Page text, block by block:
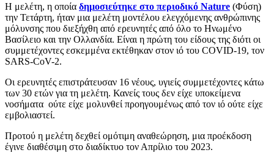
Η μελέτη, η οποία δημοσιεύτηκε στο περιοδικό Nature (Φύση)
την Τετάρτη, ήταν μια μελέτη μοντέλου ελεγχόμενης ανθρώπινης
μόλυνσης που διεξήχθη από ερευνητές από όλο το Ηνωμένο
Βασίλειο και την Ολλανδία. Είναι η πρώτη του είδους της διότι οι
συμμετέχοντες εσκεμμένα εκτέθηκαν στον ιό του COVID-19, τον
SARS-CoV-2.
Οι ερευνητές επιστράτευσαν 16 νέους, υγιείς συμμετέχοντες κάτω
των 30 ετών για τη μελέτη. Κανείς τους δεν είχε υποκείμενα
νοσήματα ούτε είχε μολυνθεί προηγουμένως από τον ιό ούτε είχε
εμβολιαστεί.
Προτού η μελέτη δεχθεί ομότιμη αναθεώρηση, μια προέκδοση
έγινε διαθέσιμη στο διαδίκτυο τον Απρίλιο του 2023.